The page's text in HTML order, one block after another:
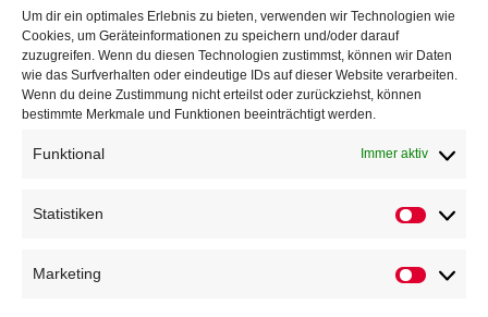
Um dir ein optimales Erlebnis zu bieten, verwenden wir Technologien wie
Cookies, um Geräteinformationen zu speichern und/oder darauf
zuzugreifen. Wenn du diesen Technologien zustimmst, können wir Daten
wie das Surfverhalten oder eindeutige IDs auf dieser Website verarbeiten.
Wenn du deine Zustimmung nicht erteilst oder zurückziehst, können
bestimmte Merkmale und Funktionen beeinträchtigt werden.
Funktional Immer aktiv
Statistiken
Marketing
Veranstaltungen
Höffner Run
Kindersportfest